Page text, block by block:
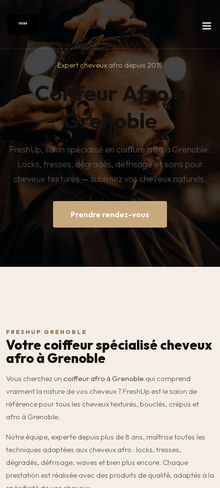
Expert cheveux afro depuis 2015
Coiffeur Afro à
Grenoble
FreshUp, salon spécialisé en coiffure afro à Grenoble.
Locks, tresses, dégradés, défrisage et soins pour
cheveux texturés — sublimez vos cheveux naturels.
Prendre rendez-vous
FRESHUP GRENOBLE
Votre coiffeur spécialisé cheveux
afro à Grenoble
Vous cherchez un coiffeur afro à Grenoble qui comprend
vraiment la nature de vos cheveux ? FreshUp est le salon de
référence pour tous les cheveux texturés, bouclés, crépus et
afro à Grenoble.
Notre équipe, experte depuis plus de 8 ans, maîtrise toutes les
techniques adaptées aux cheveux afro : locks, tresses,
dégradés, défrisage, waves et bien plus encore. Chaque
prestation est réalisée avec des produits de qualité, adaptés à la